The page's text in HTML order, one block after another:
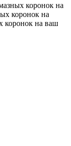
коронок на
коронок на
коронок на ваш